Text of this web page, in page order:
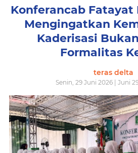
Konferancab Fatayat
Mengingatkan
Kaderisasi
Formalitas
teras delta
Senin, 29 Juni 2026 | Juni